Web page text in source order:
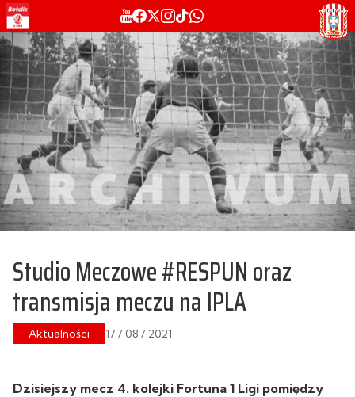
Studio Meczowe #RESPUN oraz
transmisja meczu na IPLA
Aktualności 17 / 08 / 2021
Dzisiejszy mecz 4. kolejki Fortuna 1 Ligi pomiędzy